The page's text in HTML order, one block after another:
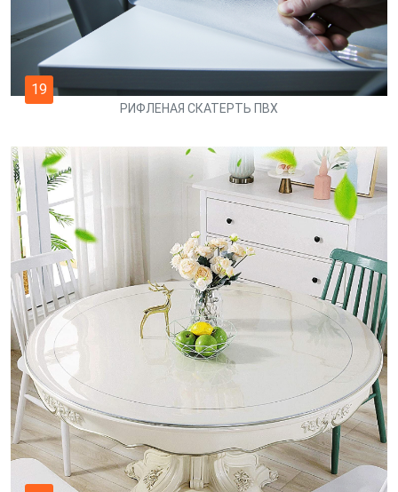
19
РИФЛЕНАЯ СКАТЕРТЬ ПВХ